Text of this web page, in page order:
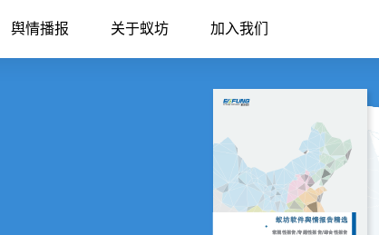
舆情播报 关于蚁坊 加入我们